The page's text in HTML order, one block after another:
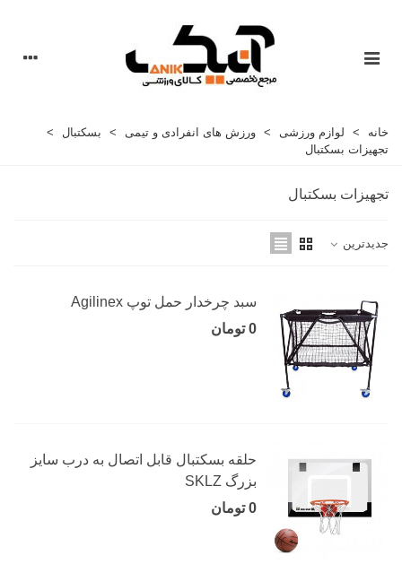
خانه > لوازم ورزشی > ورزش های انفرادی و تیمی > بسکتبال
>
تجهیزات بسکتبال
تجهیزات بسکتبال
جدیدترین
سبد چرخدار حمل توپ Agilinex
0 تومان
حلقه بسکتبال قابل اتصال به درب سایز
بزرگ SKLZ
0 تومان